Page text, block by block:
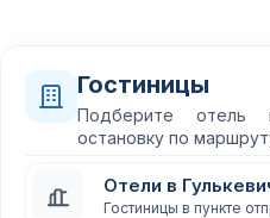
Гостиницы
Подберите
остановку по
Отели в
Гостиницы в пункте